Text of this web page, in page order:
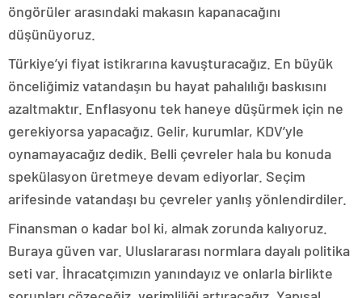
öngörüler arasındaki makasın kapanacağını
düşünüyoruz.
Türkiye’yi fiyat istikrarına kavuşturacağız. En büyük
önceliğimiz vatandaşın bu hayat pahalılığı baskısını
azaltmaktır. Enflasyonu tek haneye düşürmek için ne
gerekiyorsa yapacağız. Gelir, kurumlar, KDV’yle
oynamayacağız dedik. Belli çevreler hala bu konuda
spekülasyon üretmeye devam ediyorlar. Seçim
arifesinde vatandaşı bu çevreler yanlış yönlendirdiler.
Finansman o kadar bol ki, almak zorunda kalıyoruz.
Buraya güven var. Uluslararası normlara dayalı politika
seti var. İhracatçımızın yanındayız ve onlarla birlikte